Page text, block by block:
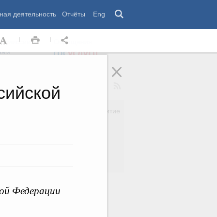
деятельность Отчёты Eng
Федерации
Обращения
Региональное развитие